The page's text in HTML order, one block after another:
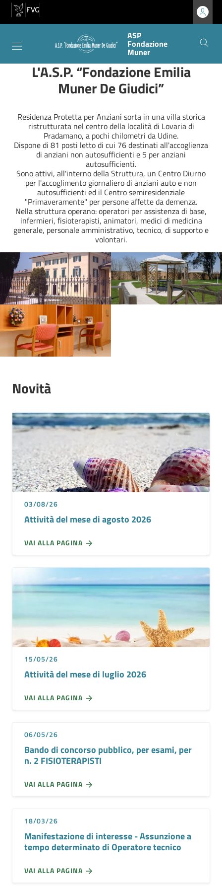
ASP
Fondazione
Muner
ASP Fondazione Muner
Contenuti del sito
L'A.S.P. “Fondazione Emilia
Muner De Giudici”
Residenza Protetta per Anziani sorta in una villa storica
ristrutturata nel centro della località di Lovaria di
Pradamano, a pochi chilometri da Udine.
Dispone di 81 posti letto di cui 76 destinati all'accoglienza
di anziani non autosufficienti e 5 per anziani
autosufficienti.
Sono attivi, all'interno della Struttura, un Centro Diurno
per l'accoglimento giornaliero di anziani auto e non
autosufficienti ed il Centro semiresidenziale
"Primaveramente" per persone affette da demenza.
Nella struttura operano: operatori per assistenza di base,
infermieri, fisioterapisti, animatori, medici di medicina
generale, personale amministrativo, tecnico, di supporto e
volontari.
Novità
03/08/26
Attività del mese di agosto 2026
VAI ALLA PAGINA
15/05/26
Attività del mese di luglio 2026
VAI ALLA PAGINA
06/05/26
Bando di concorso pubblico, per esami, per
n. 2 FISIOTERAPISTI
VAI ALLA PAGINA
18/03/26
Manifestazione di interesse - Assunzione a
tempo determinato di Operatore tecnico
VAI ALLA PAGINA